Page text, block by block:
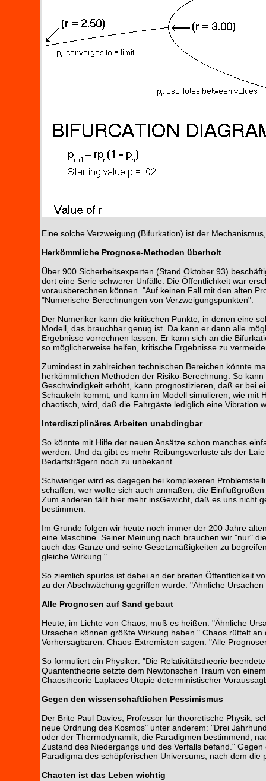
Eine solche Verzweigung (Bifurkation) ist der
Herkömmliche Prognose-Methoden überholt
Über 900 Sicherheitsexperten (Stand Oktober 93)
dort eine Serie schwerer Unfälle. Die Öffentlichkeit war
vorausberechnen können. "Auf keinen Fall mit den alten
"Numerische Berechnungen von Verzweigungspunkten".
Der Numeriker kann die kritischen Punkte, in denen eine
Modell, das brauchbar genug ist. Da kann er dann alle
Ergebnisse vorrechnen lassen. Er kann sich an die
so möglicherweise helfen, kritische Ergebnisse zu
Zumindest in zahlreichen technischen Bereichen könnte
herkömmlichen Methoden der Risiko-Berechnung. So
Geschwindigkeit erhöht, kann prognostizieren, daß er bei
Schaukeln kommt, und kann im Modell simulieren, wie mit
chaotisch, wird, daß die Fahrgäste lediglich eine Vibration
Interdisziplinäres Arbeiten unabdingbar
So könnte mit Hilfe der neuen Ansätze schon manches
werden. Und da gibt es mehr Reibungsverluste als der
Bedarfsträgern noch zu unbekannt.
Schwieriger wird es dagegen bei komplexeren
schaffen; wer wollte sich auch anmaßen, die
Zum anderen fällt hier mehr insGewicht, daß es uns nicht
bestimmen.
Im Grunde folgen wir heute noch immer der 200 Jahre
eine Maschine. Seiner Meinung nach brauchen wir "nur"
auch das Ganze und seine Gesetzmäßigkeiten zu
gleiche Wirkung."
So ziemlich spurlos ist dabei an der breiten Öffentlichkeit
zu der Abschwächung gegriffen wurde: "Ähnliche
Alle Prognosen auf Sand gebaut
Heute, im Lichte von Chaos, muß es heißen: "Ähnliche
Ursachen können größte Wirkung haben." Chaos rüttelt
Vorhersagbaren. Chaos-Extremisten sagen: "Alle
So formuliert ein Physiker: "Die Relativitätstheorie
Quantentheorie setzte dem Newtonschen Traum von
Chaostheorie Laplaces Utopie deterministischer
Gegen den wissenschaftlichen Pessimismus
Der Brite Paul Davies, Professor für theoretische Physik,
neue Ordnung des Kosmos" unter anderem: "Drei
oder der Thermodynamik, die Paradigmen bestimmend,
Zustand des Niedergangs und des Verfalls befand."
Paradigma des schöpferischen Universums, nach dem
Chaoten ist das Leben wichtig